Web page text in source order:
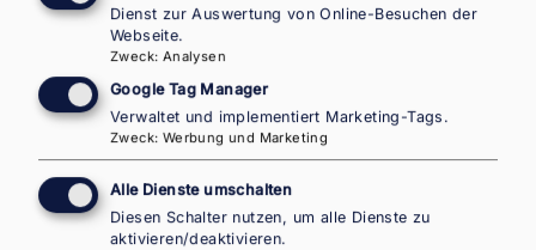
Nationaler Kontaktpunkt
Österreich im Europäischen
Migrationsnetzwerk –
IOM Landesbüro für Österreich
NEUE ADRESSE AB JÄNNER 2026:
Dienst zur Auswertung von Online-Besuchen der
Webseite.
Zweck: Analysen
Google Tag Manager
Verwaltet und implementiert Marketing-Tags.
Zweck: Werbung und Marketing
Alle Dienste umschalten
Diesen Schalter nutzen, um alle Dienste zu
aktivieren/deaktivieren.